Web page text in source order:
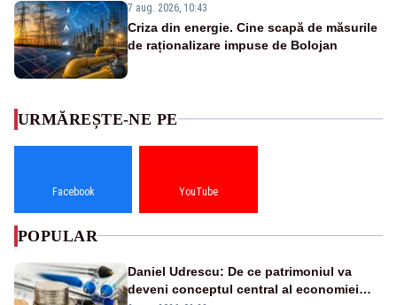
7 aug. 2026, 10:43
Criza din energie. Cine scapă de măsurile
de raționalizare impuse de Bolojan
URMĂREȘTE-NE PE
Facebook YouTube
POPULAR
Daniel Udrescu: De ce patrimoniul va
deveni conceptul central al economiei